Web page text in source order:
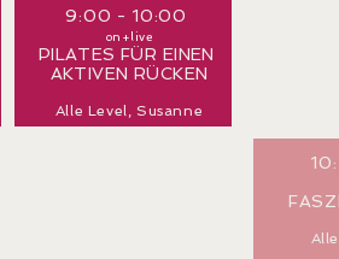
9:00 - 10:00
on+live
PILATES FÜR EINEN
AKTIVEN RÜCKEN
Alle Level, Susanne